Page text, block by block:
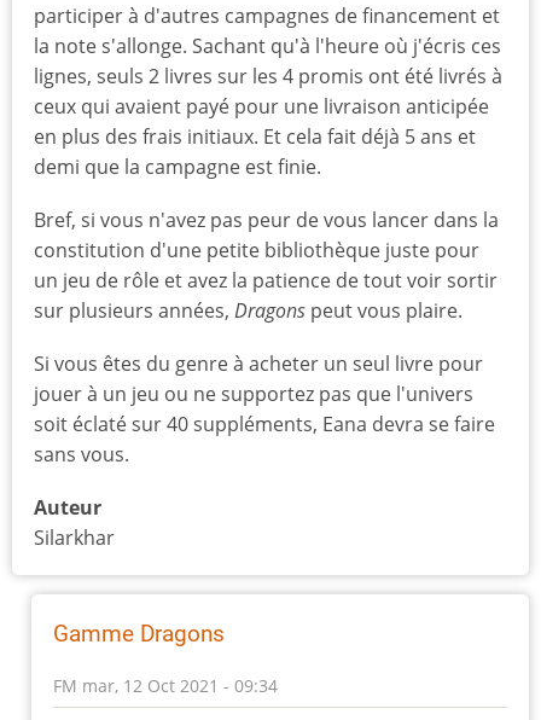
participer à d'autres campagnes de financement et
la note s'allonge. Sachant qu'à l'heure où j'écris ces
lignes, seuls 2 livres sur les 4 promis ont été livrés à
ceux qui avaient payé pour une livraison anticipée
en plus des frais initiaux. Et cela fait déjà 5 ans et
demi que la campagne est finie.
Bref, si vous n'avez pas peur de vous lancer dans la
constitution d'une petite bibliothèque juste pour
un jeu de rôle et avez la patience de tout voir sortir
sur plusieurs années, Dragons peut vous plaire.
Si vous êtes du genre à acheter un seul livre pour
jouer à un jeu ou ne supportez pas que l'univers
soit éclaté sur 40 suppléments, Eana devra se faire
sans vous.
Auteur
Silarkhar
Gamme Dragons
FM mar, 12 Oct 2021 - 09:34
En